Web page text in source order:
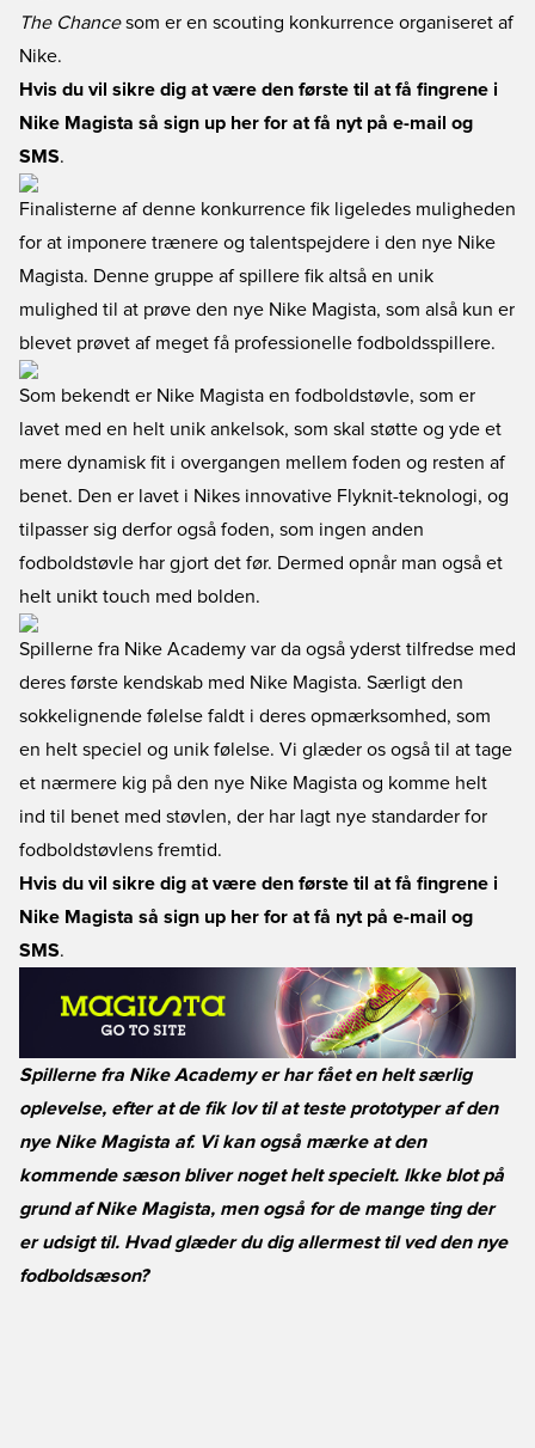
The Chancesom er en scouting konkurrence organiseret af
Nike.
Hvis du vil sikre dig at være den første til at få fingrene i
Nike Magista så sign up her for at få nyt på e-mail og
SMS.
Finalisterne af denne konkurrence fik ligeledes muligheden
for at imponere trænere og talentspejdere i den nye Nike
Magista. Denne gruppe af spillere fik altså en unik
mulighed til at prøve den nye Nike Magista, som alså kun er
blevet prøvet af meget få professionelle fodboldsspillere.
Som bekendt er Nike Magista en fodboldstøvle, som er
lavet med en helt unik ankelsok, som skal støtte og yde et
mere dynamisk fit i overgangen mellem foden og resten af
benet. Den er lavet i Nikes innovative Flyknit-teknologi, og
tilpasser sig derfor også foden, som ingen anden
fodboldstøvle har gjort det før. Dermed opnår man også et
helt unikt touch med bolden.
Spillerne fra Nike Academy var da også yderst tilfredse med
deres første kendskab med Nike Magista. Særligt den
sokkelignende følelse faldt i deres opmærksomhed, som
en helt speciel og unik følelse. Vi glæder os også til at tage
et nærmere kig på den nye Nike Magista og komme helt
ind til benet med støvlen, der har lagt nye standarder for
fodboldstøvlens fremtid.
Hvis du vil sikre dig at være den første til at få fingrene i
Nike Magista så sign up her for at få nyt på e-mail og
SMS.
Spillerne fra Nike Academy er har fået en helt særlig
oplevelse, efter at de fik lov til at teste prototyper af den
nye Nike Magista af. Vi kan også mærke at den
kommende sæson bliver noget helt specielt. Ikke blot på
grund af Nike Magista, men også for de mange ting der
er udsigt til. Hvad glæder du dig allermest til ved den nye
fodboldsæson?